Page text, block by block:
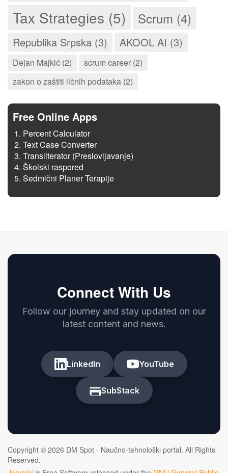
Tax Strategies (5) Scrum (4)
Republika Srpska (3) AKOOL AI (3)
Dejan Majkić (2)
scrum career (2)
zakon o zaštiti ličnih podataka (2)
Free Online Apps
Percent Calculator
Text Case Converter
Transliterator (Preslovljavanje)
Školski raspored
Sedmični Planer Terapije
Connect With Us
Follow our journey and stay updated on our
latest content and news.
LinkedIn YouTube
SubStack
Copyright © 2026 DM Spot - Naučno-tehnološki portal. All Rights
Reserved.